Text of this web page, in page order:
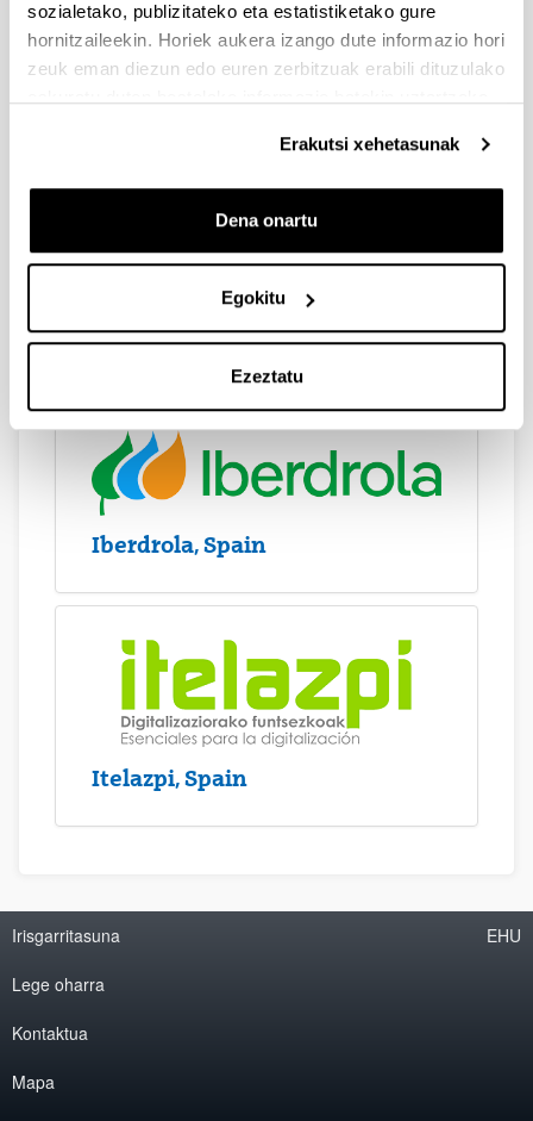
sozialetako, publizitateko eta estatistiketako gure
hornitzaileekin. Horiek aukera izango dute informazio hori
zeuk eman diezun edo euren zerbitzuak erabili dituzulako
Erakutsi xehetasunak
Dena onartu
Egokitu
Ezeztatu
CRC (Communications
Research Center), Canada
Ikerlan, Spain
Iberdrola, Spain
Itelazpi, Spain
Irisgarritasuna
Lege oharra
Kontaktua
Mapa
EHU